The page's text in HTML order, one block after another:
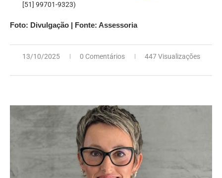
[51] 99701-9323)
Foto: Divulgação | Fonte: Assessoria
13/10/2025 0 Comentários 447 Visualizações